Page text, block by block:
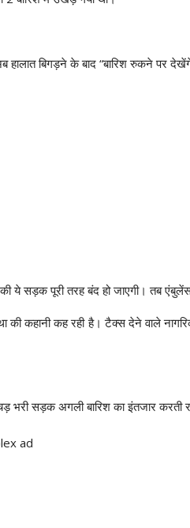
बिगड़ने के बाद “बारिश रुकने पर
सड़क पूरी तरह बंद हो जाएगी। तब
की कहानी कह रही है। टैक्स देने वाले
भरी सड़क अगली बारिश का इंतजार करती